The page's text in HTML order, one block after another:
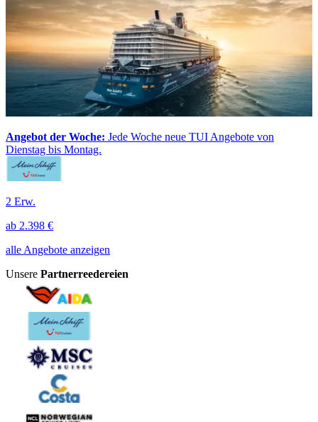
Angebot der Woche: Jede Woche neue TUI Angebote von
Dienstag bis Montag.
2 Erw.
ab 2.398 €
alle Angebote anzeigen
Unsere Partnerreedereien